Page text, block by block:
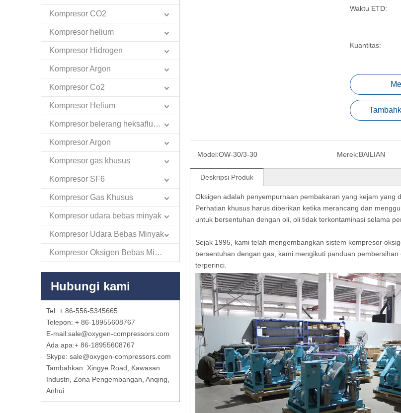
Kompresor CO2
Kompresor helium
Kompresor Hidrogen
Kompresor Argon
Kompresor Co2
Kompresor Helium
Kompresor belerang heksafluorida
Kompresor Argon
Kompresor gas khusus
Kompresor SF6
Kompresor Gas Khusus
Kompresor udara bebas minyak
Kompresor Udara Bebas Minyak
Kompresor Oksigen Bebas Minyak
Hubungi kami
Tel: + 86-556-5345665
Telepon: + 86-18955608767
E-mail:sale@oxygen-compressors.com
Ada apa:+ 86-18955608767
Skype: sale@oxygen-compressors.com
Tambahkan: Xingye Road, Kawasan
Industri, Zona Pengembangan, Anqing,
Anhui
Waktu ETD:
Kuantitas:
Model:OW-30/3-30 Merek:BAILIAN
Deskripsi Produk
Oksigen adalah penyempurnaan pembakaran yang kejam yang
Perhatian khusus harus diberikan ketika merancang dan
untuk bersentuhan dengan oli, oli tidak terkontaminasi selama
Sejak 1995, kami telah mengembangkan sistem kompresor
bersentuhan dengan gas, kami mengikuti panduan
terperinci.